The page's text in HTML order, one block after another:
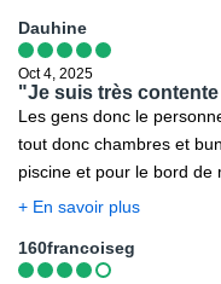
soumise aux conditions
Équipement conseillé :
chapeau ou casquette,
crème solaire, pull pour
maillot de bain et bouteille
une palmeraie et son
avec une vue a couper le
magnifique couché de soleil. un détail important, le
George Pekaris et Elpida
au soir et veillent au bien être des touristes. un grand merci a
tous les deux. a bientôt,nous
€ Marc d alsace
Dauhine
Oct 4, 2025
"Je suis très
Les gens donc le personnel très
tout donc chambres et
piscine et pour le bord
C'est des sacré bosseurs
+ En savoir plus
160francoiseg